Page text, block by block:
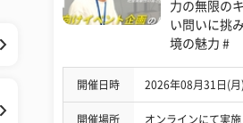
力の無限の
い問いに挑
境の魅力 #
開催日時 2026年08月31日(
開催場所 オンラインにて実施